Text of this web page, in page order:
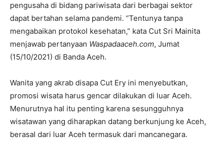
pengusaha di bidang pariwisata dari berbagai sektor
dapat bertahan selama pandemi. “Tentunya tanpa
mengabaikan protokol kesehatan,” kata Cut Sri Mainita
menjawab pertanyaan Waspadaaceh.com, Jumat
(15/10/2021) di Banda Aceh.
Wanita yang akrab disapa Cut Ery ini menyebutkan,
promosi wisata harus gencar dilakukan di luar Aceh.
Menurutnya hal itu penting karena sesungguhnya
wisatawan yang diharapkan datang berkunjung ke Aceh,
berasal dari luar Aceh termasuk dari mancanegara.